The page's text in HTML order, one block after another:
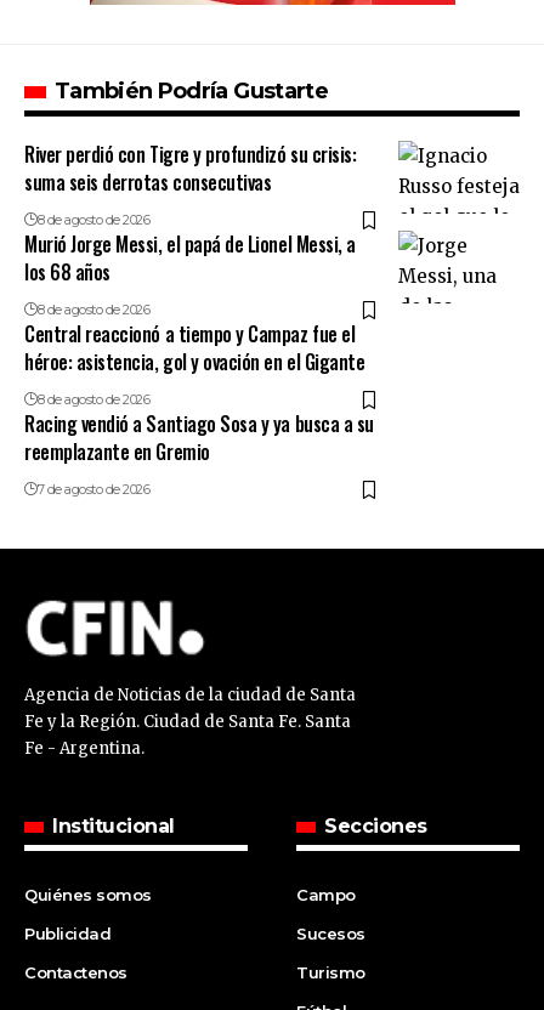
También Podría Gustarte
River perdió con Tigre y profundizó su crisis:
suma seis derrotas consecutivas
8 de agosto de 2026
Murió Jorge Messi, el papá de Lionel Messi, a
los 68 años
8 de agosto de 2026
Central reaccionó a tiempo y Campaz fue el
héroe: asistencia, gol y ovación en el Gigante
8 de agosto de 2026
Racing vendió a Santiago Sosa y ya busca a su
reemplazante en Gremio
7 de agosto de 2026
Agencia de Noticias de la ciudad de Santa
Fe y la Región. Ciudad de Santa Fe. Santa
Fe - Argentina.
Institucional
Quiénes somos
Publicidad
Contactenos
Secciones
Campo
Sucesos
Turismo